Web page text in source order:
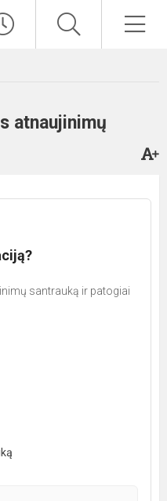
atnaujinimų
santrauką ir patogiai